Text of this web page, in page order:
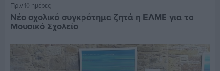
Πριν 10 ημέρες
Νέο σχολικό συγκρότημα ζητά η ΕΛΜΕ για το
Μουσικό Σχολείο